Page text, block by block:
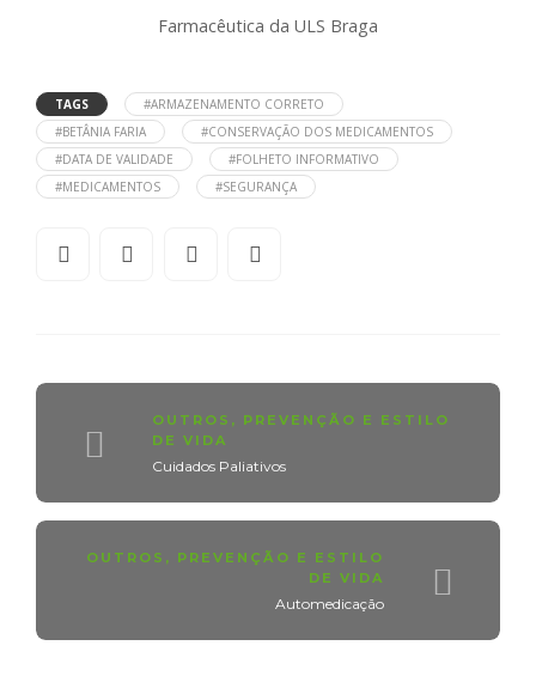
Farmacêutica da ULS Braga
TAGS
#ARMAZENAMENTO CORRETO
#BETÂNIA FARIA
#CONSERVAÇÃO DOS MEDICAMENTOS
#DATA DE VALIDADE
#FOLHETO INFORMATIVO
#MEDICAMENTOS
#SEGURANÇA
OUTROS , PREVENÇÃO E ESTILO
DE VIDA
Cuidados Paliativos
OUTROS , PREVENÇÃO E ESTILO
DE VIDA
Automedicação